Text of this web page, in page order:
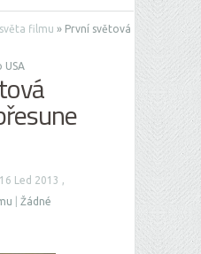
filmu » První světová
USA
Led 2013 ,
Žádné